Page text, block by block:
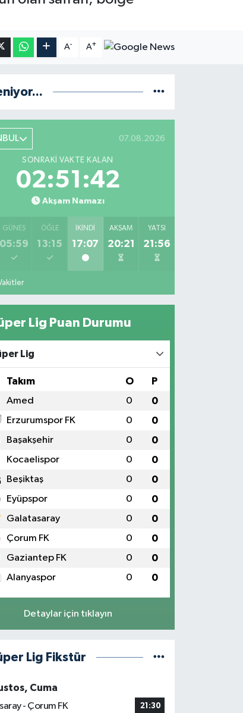
A- A+
07.08.2026
SONRAKI VAKTE KALAN
02:51:41
Akşam Namazı
GÜNEŞ
05:59
ÖĞLE
13:15
İKINDI
17:07
AKŞAM
20:21
YATSI
21:56
Lig Puan Durumu
Lig
Takım O P
Amed 0 0
Erzurumspor FK 0 0
Başakşehir 0 0
Kocaelispor 0 0
Beşiktaş 0 0
Eyüpspor 0 0
Galatasaray 0 0
Çorum FK 0 0
Gaziantep FK 0 0
Alanyaspor 0 0
Detaylar için tıklayın
Lig Fikstür
Cuma
- Çorum FK
21:30